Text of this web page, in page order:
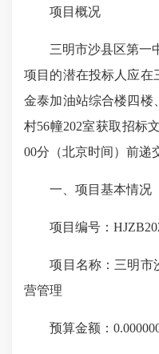
项目概况
三明市沙县区第一中
项目的潜在投标人应在
金泰加油站综合楼四楼
村56幢202室获取招标
00分（北京时间）前递
一、项目基本情况
项目编号：
项目名称：三明市
营管理
预算金额：0.000000